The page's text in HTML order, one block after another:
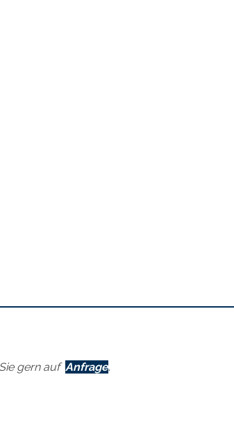
gern aufAnfrage.